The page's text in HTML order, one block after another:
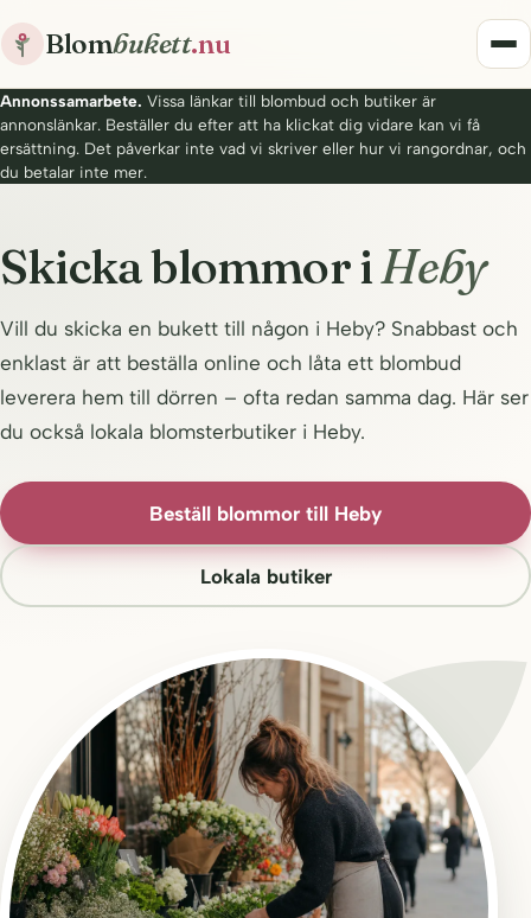
Blombukett.nu
Annonssamarbete. Vissa länkar till blombud och butiker är
annonslänkar. Beställer du efter att ha klickat dig vidare kan vi få
ersättning. Det påverkar inte vad vi skriver eller hur vi rangordnar, och
du betalar inte mer.
Skicka blommor iHeby
Vill du skicka en bukett till någon i Heby? Snabbast och
enklast är att beställa online och låta ett blombud
leverera hem till dörren – ofta redan samma dag. Här ser
du också lokala blomsterbutiker i Heby.
Beställ blommor till Heby
Lokala butiker